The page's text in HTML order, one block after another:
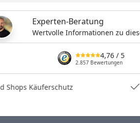
Experten-Beratung
Wertvolle Informationen zu
4,76 / 5
2.857 Bewertungen
Shops Käuferschutz